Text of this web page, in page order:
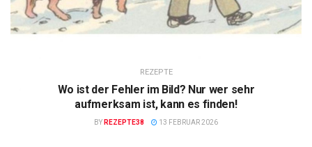
REZEPTE
Wo ist der Fehler im Bild? Nur wer sehr
aufmerksam ist, kann es finden!
BY REZEPTE38 13 FEBRUAR 2026